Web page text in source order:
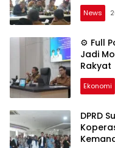
News
⚙️ Full
Jadi
Rakyat
Ekonomi
DPRD